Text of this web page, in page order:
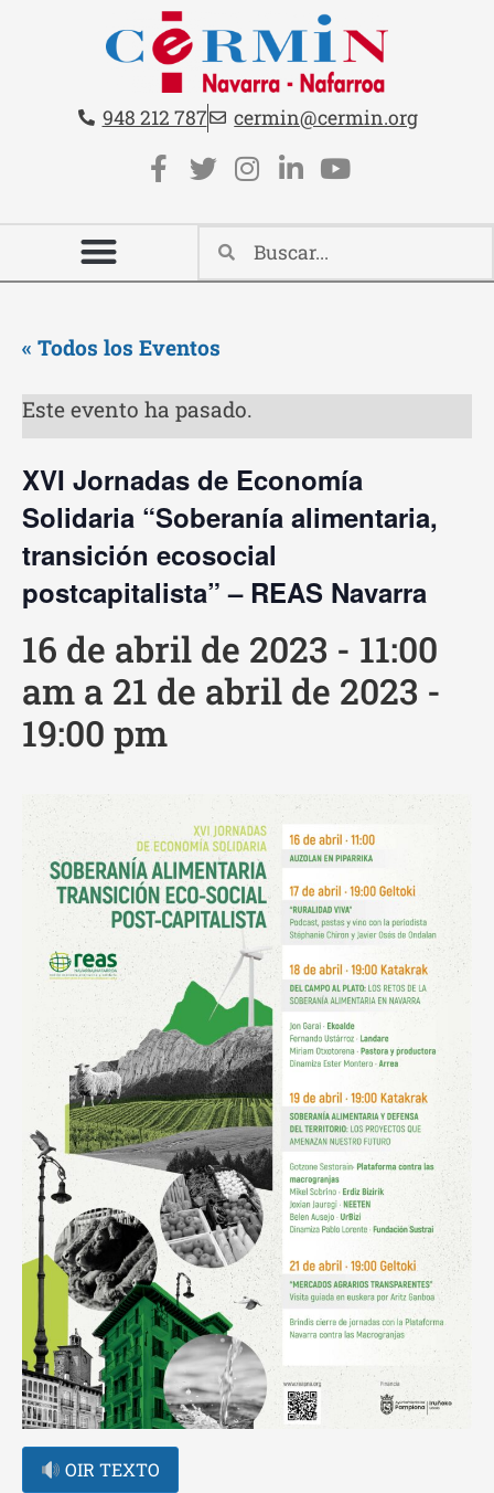
Contacto cabecera
Teléfono:
948 212 787 Email:
cermin@cermin.org
Redes sociales cabecera
« Todos los Eventos
Este evento ha pasado.
XVI Jornadas de Economía
Solidaria “Soberanía alimentaria,
transición ecosocial
postcapitalista” – REAS Navarra
16 de abril de 2023 - 11:00
am a 21 de abril de 2023 -
19:00 pm
OIR TEXTO